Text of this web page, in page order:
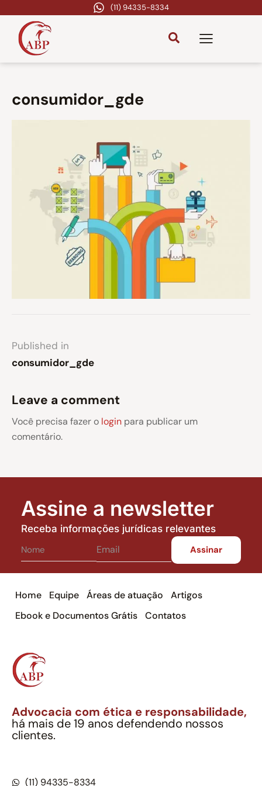
(11) 94335-8334
consumidor_gde
Published in
consumidor_gde
Leave a comment
Você precisa fazer o login para publicar um
comentário.
Assine a newsletter
Receba informações jurídicas relevantes
Home Equipe Áreas de atuação
Artigos
Ebook e Documentos Grátis
Contatos
Advocacia com ética e responsabilidade,
há mais de 19 anos defendendo nossos
clientes.
(11) 94335-8334